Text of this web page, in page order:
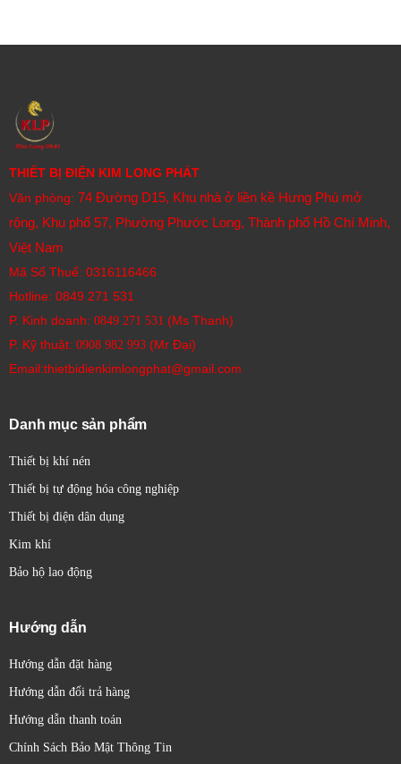
năng chống bụi và nước (IP65F ở mặt trước) phù hợp
Bảo hành 12 tháng
THIẾT BỊ ĐIỆN KIM LONG PHÁT
Văn phòng: 74 Đường D15, Khu nhà ở liền kề Hưng Phú mở
rộng, Khu phố 57, Phường Phước Long, Thành phố Hồ Chí Minh,
Việt Nam
Mã Số Thuế: 0316116466
Hotline: 0849 271 531
P. Kinh doanh: 0849 271 531 (Ms Thanh)
P. Kỹ thuật: 0908 982 993​ (Mr Đại)
Email:thietbidienkimlongphat@gmail.com
Danh mục sản phẩm
Thiết bị khí nén
Thiết bị tự động hóa công nghiệp
Thiết bị điện dân dụng
Kim khí
Bảo hộ lao động
Hướng dẫn
Hướng dẫn đặt hàng
Hướng dẫn đổi trả hàng
Hướng dẫn thanh toán
Chính Sách Bảo Mật Thông Tin